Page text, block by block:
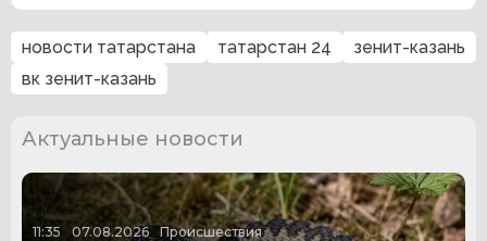
новости татарстана татарстан 24
зенит-казань
вк зенит-казань
Актуальные новости
11:35 07.08.2026 Происшествия